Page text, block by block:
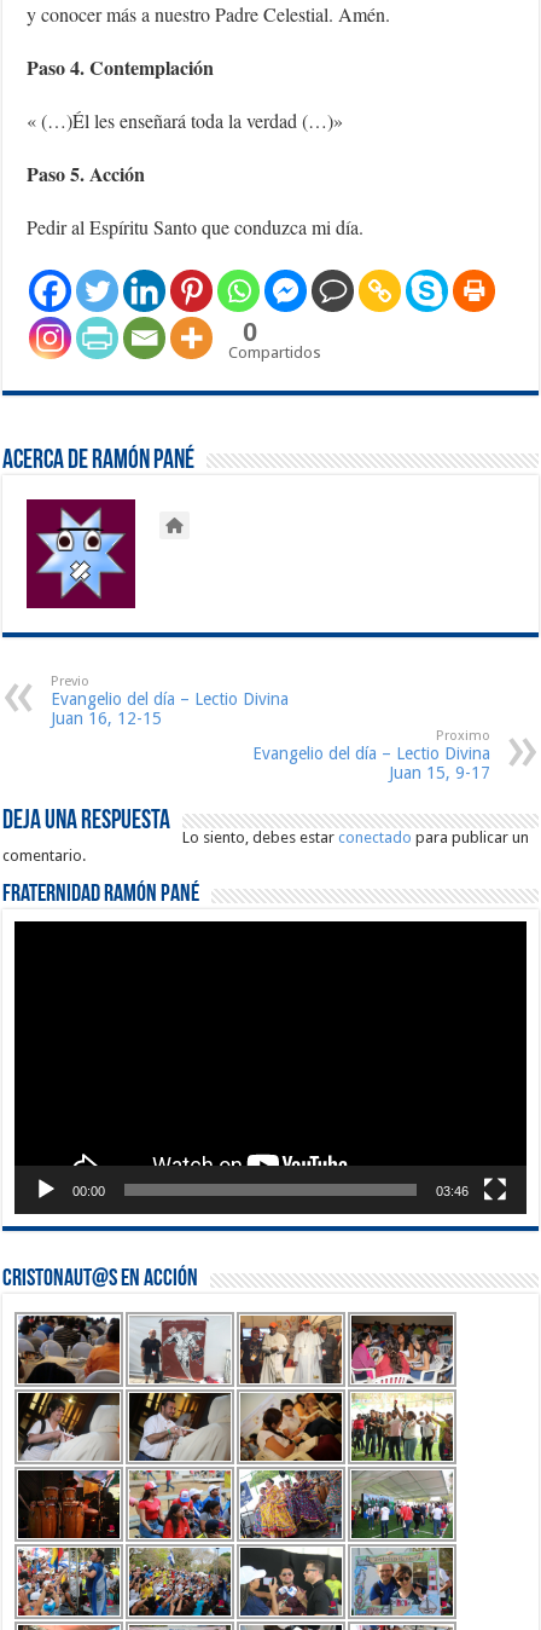
y conocer más a nuestro Padre Celestial. Amén.
Paso 4. Contemplación
« (…)Él les enseñará toda la verdad (…)»
Paso 5. Acción
Pedir al Espíritu Santo que conduzca mi día.
0
Compartidos
Acerca de Ramón Pané
Previo
Evangelio del día – Lectio Divina
Juan 16, 12-15
Proximo
Evangelio del día – Lectio Divina
Juan 15, 9-17
Deja una respuesta
Lo siento, debes estarconectado para publicar un
comentario.
Fraternidad Ramón Pané
00:00 03:46
Cristonaut@s en Acción